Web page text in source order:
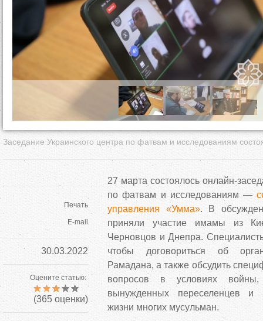
Заседание Украинского центра по фатвам и исследованиям
Печать
E-mail
30.03.2022
Оцените статью:
(365 оценки)
27 марта состоялось онлайн-
по фатвам и исследованиям —
управления «Умма». В
приняли участие имамы из
Черновцов и Днепра.
чтобы договориться об
Рамадана, а также обсудить
вопросов в условиях войны,
вынужденных переселенцев и
жизни многих мусульман.